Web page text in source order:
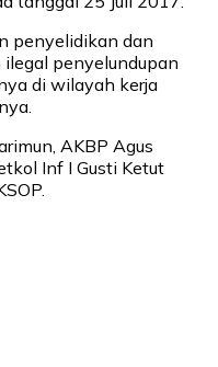
penyelidikan dan
penyelundupan
di wilayah kerja
AKBP Agus
Inf I Gusti Ketut